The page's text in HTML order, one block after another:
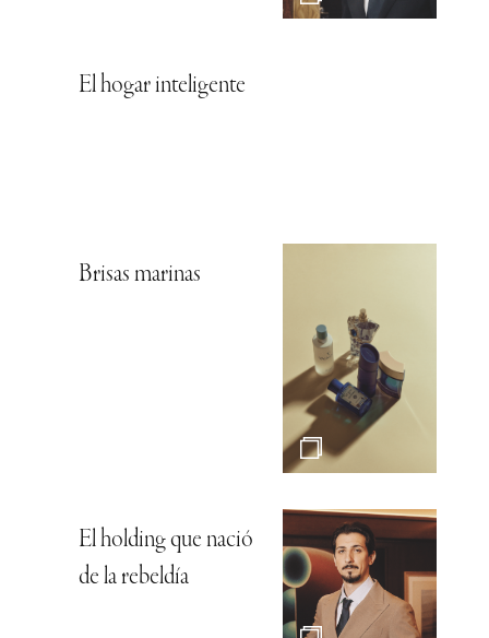
El hogar inteligente
Brisas marinas
El holding que nació
de la rebeldía